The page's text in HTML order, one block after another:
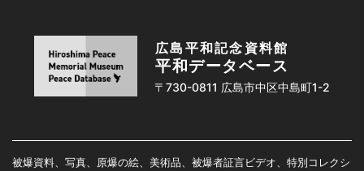
広島平和記念資料館
平和データベース
〒730-0811 広島市中区中島町1-2
被爆資料、写真、原爆の絵、美術品、被爆者証言ビデオ、特別コレクシ